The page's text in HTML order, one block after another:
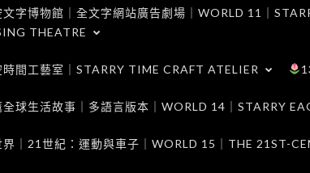
字博物館｜全文字網站廣告劇場｜WORLD 11｜
THEATRE
間工藝室｜STARRY TIME CRAFT ATELIER
全球生活故事｜多語言版本｜WORLD 14｜STARRY
｜21世紀：運動與車子｜WORLD 15｜THE 21ST-